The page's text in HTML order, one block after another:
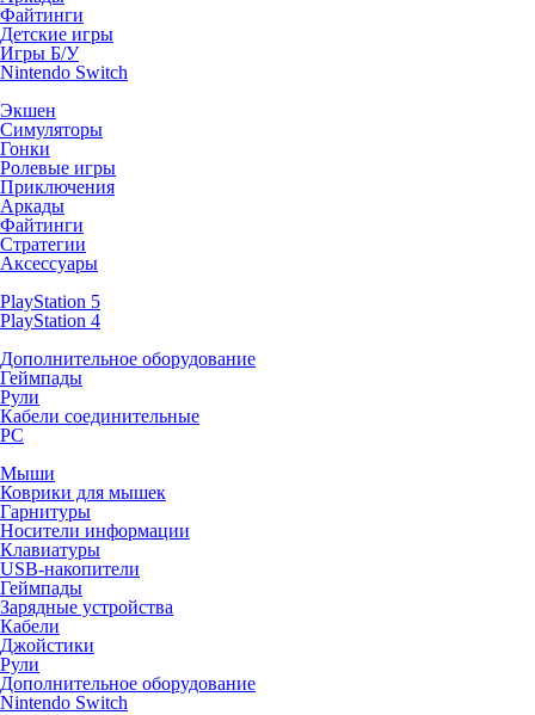
Файтинги
Детские игры
Игры Б/У
Nintendo Switch
Экшен
Симуляторы
Гонки
Ролевые игры
Приключения
Аркады
Файтинги
Стратегии
Аксессуары
PlayStation 5
PlayStation 4
Дополнительное оборудование
Геймпады
Рули
Кабели соединительные
PC
Мыши
Коврики для мышек
Гарнитуры
Носители информации
Клавиатуры
USB-накопители
Геймпады
Зарядные устройства
Кабели
Джойстики
Рули
Дополнительное оборудование
Nintendo Switch